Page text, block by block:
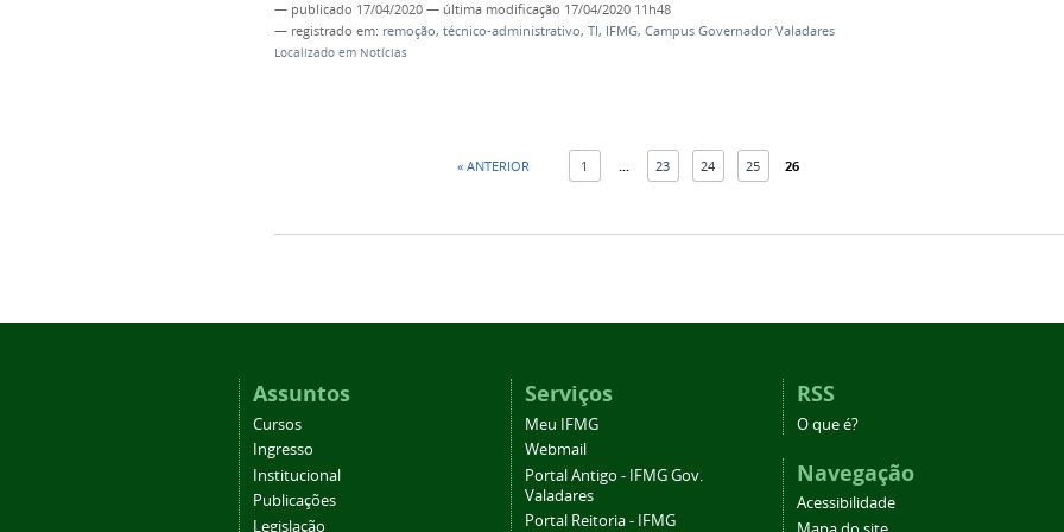
— publicado 17/04/2020 — última modificação 17/04/2020 11h48
— registrado em: remoção, técnico-administrativo, TI, IFMG, Campus Governador Valadares
Localizado em Notícias
« ANTERIOR 1 ... 23 24 25 26
Assuntos
Cursos
Ingresso
Institucional
Publicações
Legislação
Serviços
Meu IFMG
Webmail
Portal Antigo - IFMG Gov.
Valadares
Portal Reitoria - IFMG
RSS
O que é?
Navegação
Acessibilidade